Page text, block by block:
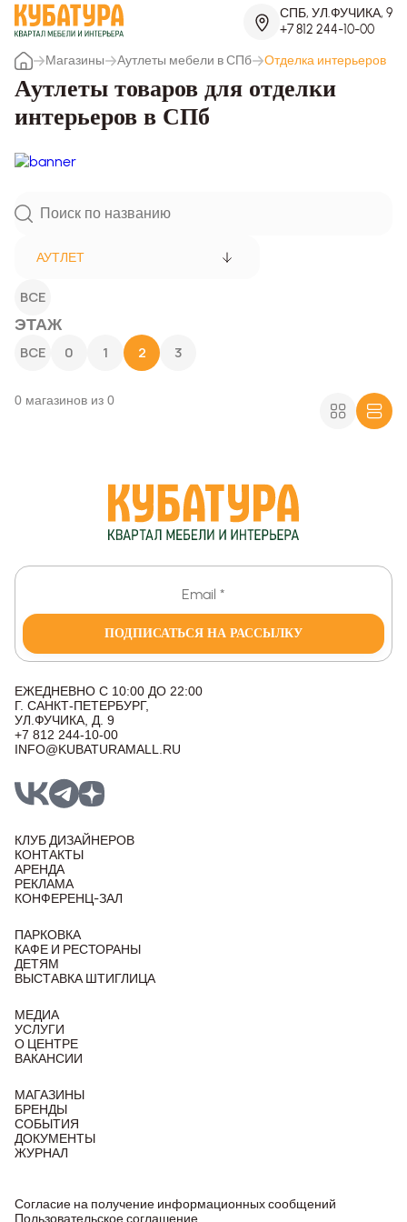
СПБ, УЛ.ФУЧИКА, 9
+7 812 244-10-00
Магазины
Аутлеты мебели в СПб Отделка интерьеров
Аутлеты товаров для отделки
интерьеров в СПб
АУТЛЕТ
ВСЕ
ЭТАЖ
ВСЕ 0 1 2 3
0 магазинов из 0
ПОДПИСАТЬСЯ НА РАССЫЛКУ
ЕЖЕДНЕВНО С 10:00 ДО 22:00
Г. САНКТ-ПЕТЕРБУРГ,
УЛ.ФУЧИКА, Д. 9
+7 812 244-10-00
INFO@KUBATURAMALL.RU
КЛУБ ДИЗАЙНЕРОВ
КОНТАКТЫ
АРЕНДА
РЕКЛАМА
КОНФЕРЕНЦ-ЗАЛ
ПАРКОВКА
КАФЕ И РЕСТОРАНЫ
ДЕТЯМ
ВЫСТАВКА ШТИГЛИЦА
МЕДИА
УСЛУГИ
О ЦЕНТРЕ
ВАКАНСИИ
МАГАЗИНЫ
БРЕНДЫ
СОБЫТИЯ
ДОКУМЕНТЫ
ЖУРНАЛ
Согласие на получение информационных сообщений